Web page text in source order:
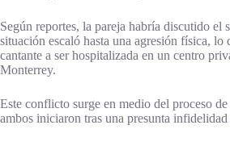
Según reportes, la pareja habría discutido el
situación escaló hasta una agresión física, lo
cantante a ser hospitalizada en un centro
Monterrey.
Este conflicto surge en medio del proceso
ambos iniciaron tras una presunta